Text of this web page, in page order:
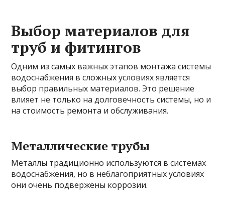
Выбор материалов для
труб и фитингов
Одним из самых важных этапов монтажа системы
водоснабжения в сложных условиях является
выбор правильных материалов. Это решение
влияет не только на долговечность системы, но и
на стоимость ремонта и обслуживания.
Металлические трубы
Металлы традиционно используются в системах
водоснабжения, но в неблагоприятных условиях
они очень подвержены коррозии.